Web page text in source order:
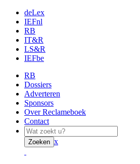
deLex
IEFnl
RB
IT&R
LS&R
IEFbe
RB
Dossiers
Adverteren
Sponsors
Over Reclameboek
Contact
Zoeken x